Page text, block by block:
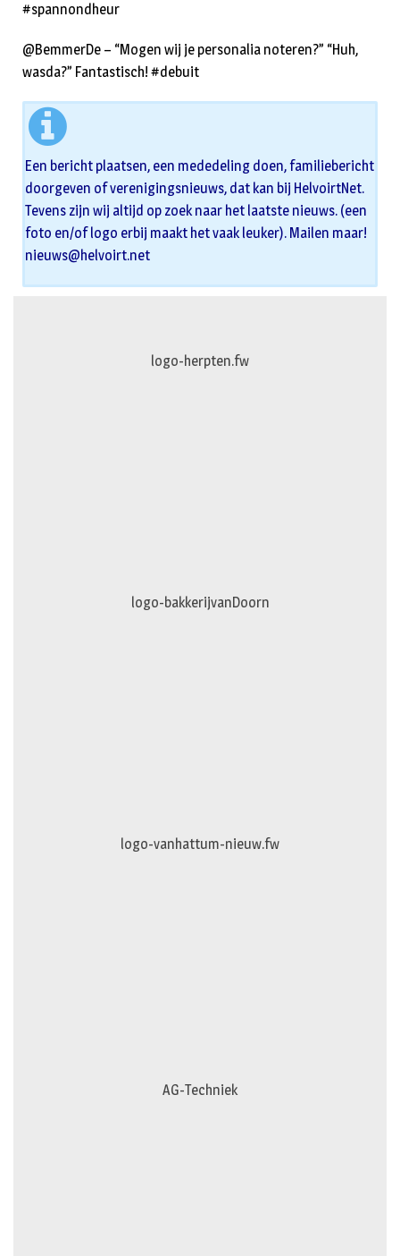
logo-herpten.fw
logo-bakkerijvanDoorn
logo-vanhattum-nieuw.fw
AG-Techniek
#spannondheur
@BemmerDe – “Mogen wij je personalia noteren?” “Huh,
wasda?” Fantastisch! #debuit
Een bericht plaatsen, een mededeling doen, familiebericht
doorgeven of verenigingsnieuws, dat kan bij HelvoirtNet.
Tevens zijn wij altijd op zoek naar het laatste nieuws. (een
foto en/of logo erbij maakt het vaak leuker). Mailen maar!
nieuws@helvoirt.net